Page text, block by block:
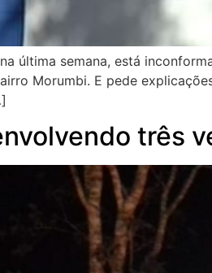
última semana, está
Morumbi. E pede
três